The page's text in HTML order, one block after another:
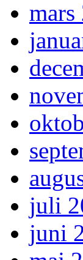
mars
juli
juni